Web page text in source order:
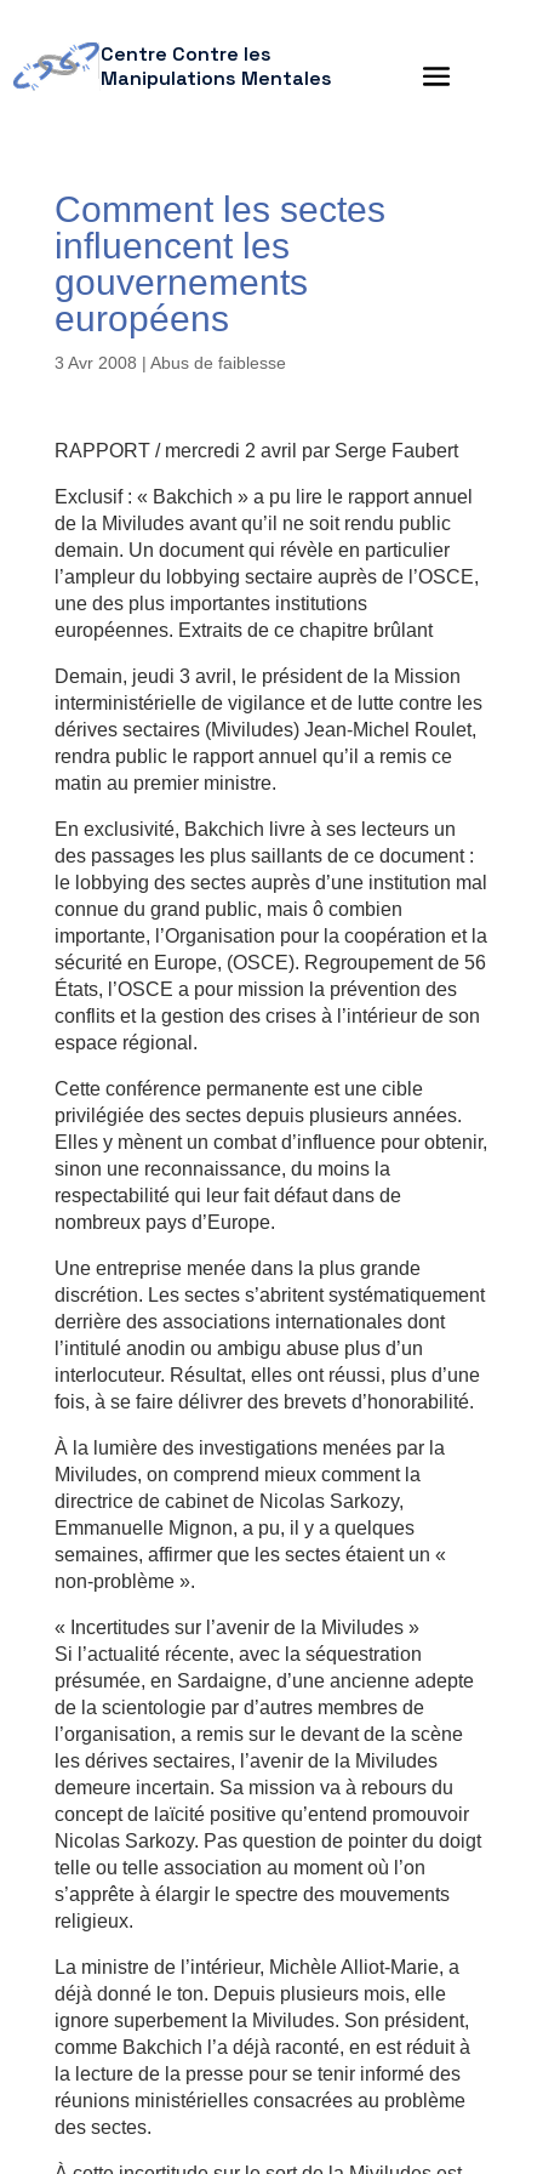
Centre Contre les
Manipulations Mentales
Comment les sectes
influencent les
gouvernements
européens
3 Avr 2008 | Abus de faiblesse
RAPPORT / mercredi 2 avril par Serge Faubert
Exclusif : « Bakchich » a pu lire le rapport annuel
de la Miviludes avant qu’il ne soit rendu public
demain. Un document qui révèle en particulier
l’ampleur du lobbying sectaire auprès de l’OSCE,
une des plus importantes institutions
européennes. Extraits de ce chapitre brûlant
Demain, jeudi 3 avril, le président de la Mission
interministérielle de vigilance et de lutte contre les
dérives sectaires (Miviludes) Jean-Michel Roulet,
rendra public le rapport annuel qu’il a remis ce
matin au premier ministre.
En exclusivité, Bakchich livre à ses lecteurs un
des passages les plus saillants de ce document :
le lobbying des sectes auprès d’une institution mal
connue du grand public, mais ô combien
importante, l’Organisation pour la coopération et la
sécurité en Europe, (OSCE). Regroupement de 56
États, l’OSCE a pour mission la prévention des
conflits et la gestion des crises à l’intérieur de son
espace régional.
Cette conférence permanente est une cible
privilégiée des sectes depuis plusieurs années.
Elles y mènent un combat d’influence pour obtenir,
sinon une reconnaissance, du moins la
respectabilité qui leur fait défaut dans de
nombreux pays d’Europe.
Une entreprise menée dans la plus grande
discrétion. Les sectes s’abritent systématiquement
derrière des associations internationales dont
l’intitulé anodin ou ambigu abuse plus d’un
interlocuteur. Résultat, elles ont réussi, plus d’une
fois, à se faire délivrer des brevets d’honorabilité.
À la lumière des investigations menées par la
Miviludes, on comprend mieux comment la
directrice de cabinet de Nicolas Sarkozy,
Emmanuelle Mignon, a pu, il y a quelques
semaines, affirmer que les sectes étaient un «
non-problème ».
« Incertitudes sur l’avenir de la Miviludes »
Si l’actualité récente, avec la séquestration
présumée, en Sardaigne, d’une ancienne adepte
de la scientologie par d’autres membres de
l’organisation, a remis sur le devant de la scène
les dérives sectaires, l’avenir de la Miviludes
demeure incertain. Sa mission va à rebours du
concept de laïcité positive qu’entend promouvoir
Nicolas Sarkozy. Pas question de pointer du doigt
telle ou telle association au moment où l’on
s’apprête à élargir le spectre des mouvements
religieux.
La ministre de l’intérieur, Michèle Alliot-Marie, a
déjà donné le ton. Depuis plusieurs mois, elle
ignore superbement la Miviludes. Son président,
comme Bakchich l’a déjà raconté, en est réduit à
la lecture de la presse pour se tenir informé des
réunions ministérielles consacrées au problème
des sectes.